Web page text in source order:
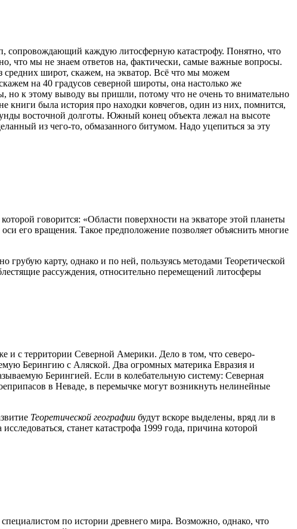
сопровождающий каждую литосферную катастрофу. Понятно, что
что мы не знаем ответов на, фактически, самые важные вопросы.
средних широт, скажем, на экватор. Всё что мы можем
на 40 градусов северной широты, она настолько же
но к этому выводу вы пришли, потому что не очень то внимательно
книги была история про находки ковчегов, один из них, помнится,
восточной долготы. Южный конец объекта лежал на высоте
из чего-то, обмазанного битумом. Надо уцепиться за эту
говорится: «Области поверхности на экваторе этой планеты
его вращения. Такое предположение позволяет объяснить многие
карту, однако и по ней, пользуясь методами Теоретической
рассуждения, относительно перемещений литосферы
и с территории Северной Америки. Дело в том, что северо-
Берингию с Аляской. Два огромных материка Евразия и
Берингией. Если в колебательную систему: Северная
в Неваде, в перемычке могут возникнуть нелинейные
Теоретической географии будут вскоре выделены, вряд ли в
станет катастрофа 1999 года, причина которой
по истории древнего мира. Возможно, однако, что